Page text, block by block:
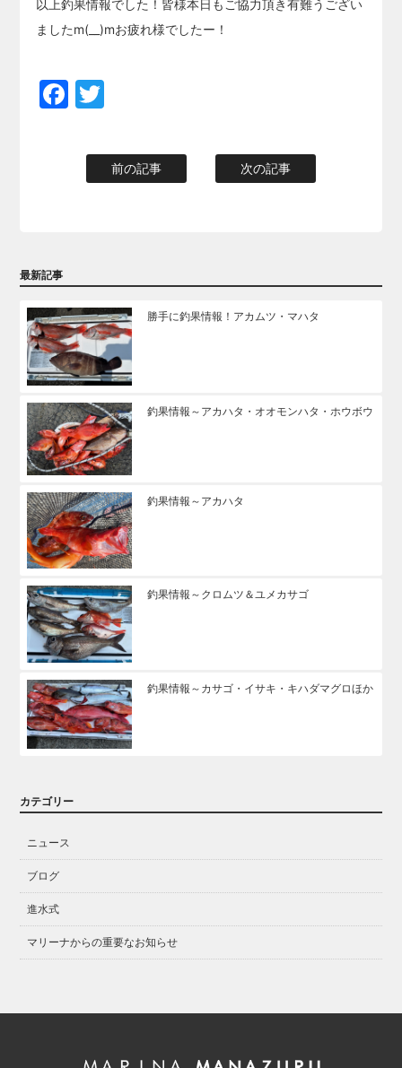
以上釣果情報でした！皆様本日もご協力頂き有難うござい
ましたm(__)mお疲れ様でしたー！
Facebook
前の記事 次の記事
最新記事
勝手に釣果情報！アカムツ・マハタ
釣果情報～アカハタ・オオモンハタ・ホウボウ
釣果情報～アカハタ
釣果情報～クロムツ＆ユメカサゴ
釣果情報～カサゴ・イサキ・キハダマグロほか
カテゴリー
ニュース
ブログ
進水式
マリーナからの重要なお知らせ